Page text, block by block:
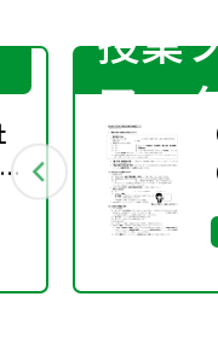
授業
ワー